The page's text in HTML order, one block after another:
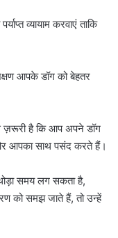
व्यायाम करवाएं ताकि
आपके डॉग को बेहतर
है कि आप अपने डॉग
आपका साथ पसंद करते हैं।
समय लग सकता है,
को समझ जाते हैं, तो उन्हें